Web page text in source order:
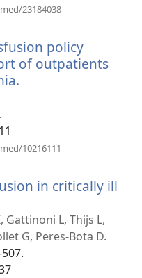
23184038
policy
of outpatients
10216111
in critically ill
Gattinoni L, Thijs L,
G, Peres-Bota D.